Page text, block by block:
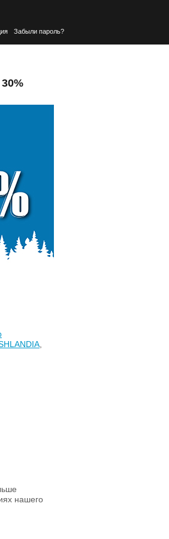
Забыли пароль?
нашего